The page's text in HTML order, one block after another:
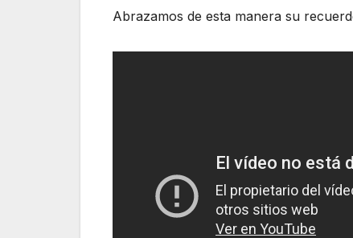
Abrazamos de esta manera su